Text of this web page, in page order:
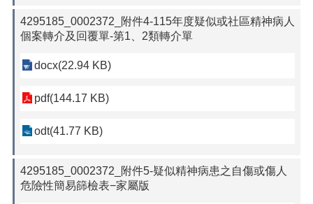
4295185_0002372_附件4-115年度疑似或社區精神病人
個案轉介及回覆單-第1、2類轉介單
docx(22.94 KB)
pdf(144.17 KB)
odt(41.77 KB)
4295185_0002372_附件5-疑似精神病患之自傷或傷人
危險性簡易篩檢表−家屬版